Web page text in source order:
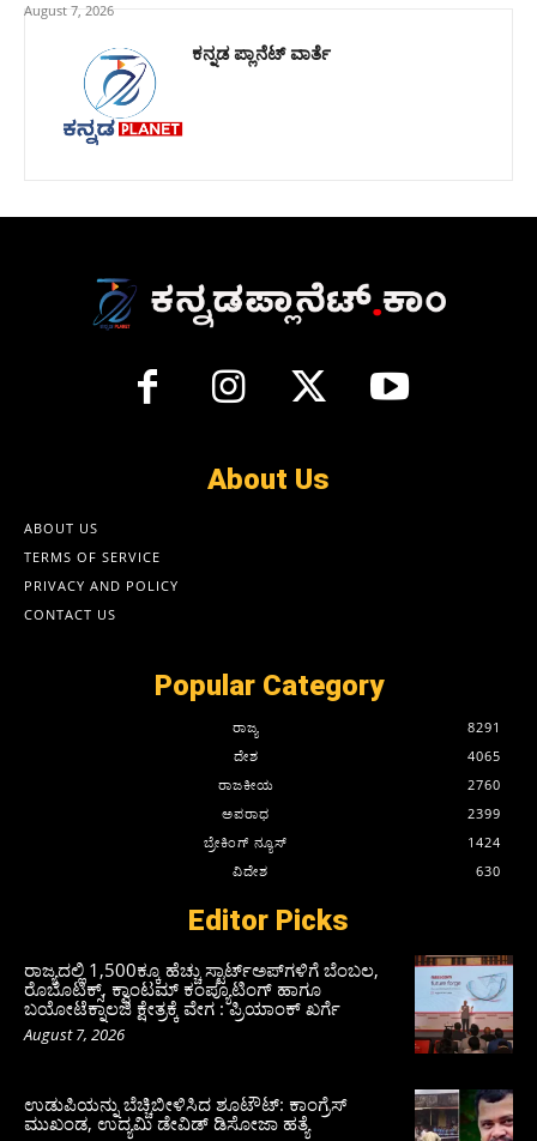
August 7, 2026
ಕನ್ನಡ ಪ್ಲಾನೆಟ್ ವಾರ್ತೆ
About Us
ABOUT US
TERMS OF SERVICE
PRIVACY AND POLICY
CONTACT US
Popular Category
ರಾಜ್ಯ
8291
ದೇಶ
4065
ರಾಜಕೀಯ
2760
ಅಪರಾಧ
2399
ಬ್ರೇಕಿಂಗ್ ನ್ಯೂಸ್
1424
ವಿದೇಶ
630
Editor Picks
ರಾಜ್ಯದಲ್ಲಿ 1,500ಕ್ಕೂ ಹೆಚ್ಚು ಸ್ಟಾರ್ಟ್‌ಅಪ್‌ಗಳಿಗೆ ಬೆಂಬಲ,
ರೊಬೊಟಿಕ್ಸ್, ಕ್ವಾಂಟಮ್ ಕಂಪ್ಯೂಟಿಂಗ್ ಹಾಗೂ
ಬಯೋಟೆಕ್ನಾಲಜಿ ಕ್ಷೇತ್ರಕ್ಕೆ ವೇಗ : ಪ್ರಿಯಾಂಕ್‌ ಖರ್ಗೆ
August 7, 2026
ಉಡುಪಿಯನ್ನು ಬೆಚ್ಚಿಬೀಳಿಸಿದ ಶೂಟೌಟ್‌: ಕಾಂಗ್ರೆಸ್‌
ಮುಖಂಡ, ಉದ್ಯಮಿ ಡೇವಿಡ್ ಡಿಸೋಜಾ ಹತ್ಯೆ